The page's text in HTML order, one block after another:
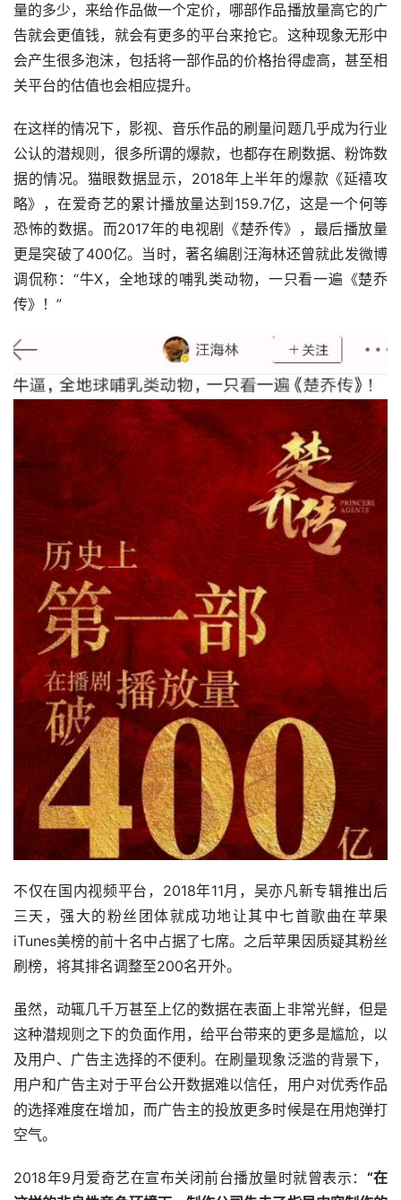
量的多少，来给作品做一个定价，哪部作品播放量高它的广
告就会更值钱，就会有更多的平台来抢它。这种现象无形中
会产生很多泡沫，包括将一部作品的价格抬得虚高，甚至相
关平台的估值也会相应提升。
在这样的情况下，影视、音乐作品的刷量问题几乎成为行业
公认的潜规则，很多所谓的爆款，也都存在刷数据、粉饰数
据的情况。猫眼数据显示，2018年上半年的爆款《延禧攻
略》，在爱奇艺的累计播放量达到159.7亿，这是一个何等
恐怖的数据。而2017年的电视剧《楚乔传》，最后播放量
更是突破了400亿。当时，著名编剧汪海林还曾就此发微博
调侃称：“牛X，全地球的哺乳类动物，一只看一遍《楚乔
传》！”
不仅在国内视频平台，2018年11月，吴亦凡新专辑推出后
三天，强大的粉丝团体就成功地让其中七首歌曲在苹果
iTunes美榜的前十名中占据了七席。之后苹果因质疑其粉丝
刷榜，将其排名调整至200名开外。
虽然，动辄几千万甚至上亿的数据在表面上非常光鲜，但是
这种潜规则之下的负面作用，给平台带来的更多是尴尬，以
及用户、广告主选择的不便利。在刷量现象泛滥的背景下，
用户和广告主对于平台公开数据难以信任，用户对优秀作品
的选择难度在增加，而广告主的投放更多时候是在用炮弹打
空气。
2018年9月爱奇艺在宣布关闭前台播放量时就曾表示： “在